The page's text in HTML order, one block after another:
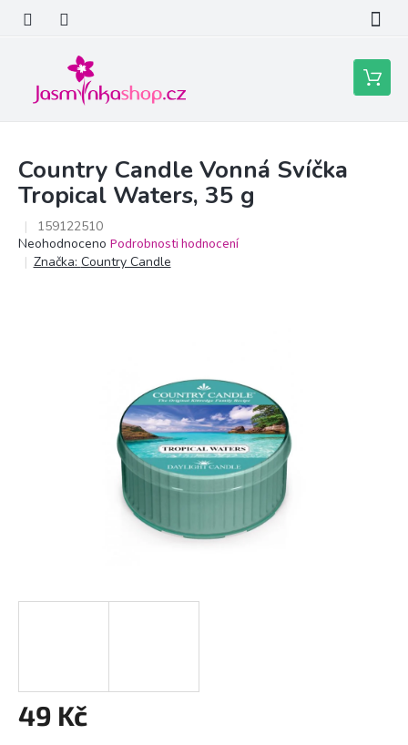
obsah
Nákupní
košík
Country Candle Vonná Svíčka
Tropical Waters, 35 g
159122510
Průměrné
hodnocení
Neohodnoceno Podrobnosti hodnocení
Značka: Country Candle
49 Kč